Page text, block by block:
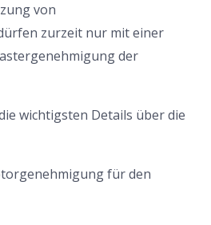
von
zurzeit nur mit einer
der
wichtigsten Details über die
für den